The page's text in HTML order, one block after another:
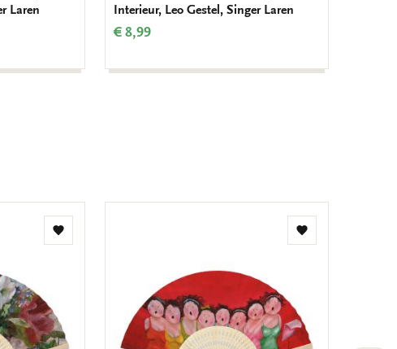
Laren
Interieur, Leo Gestel, Singer Laren
€ 8,99
Zur
Zur